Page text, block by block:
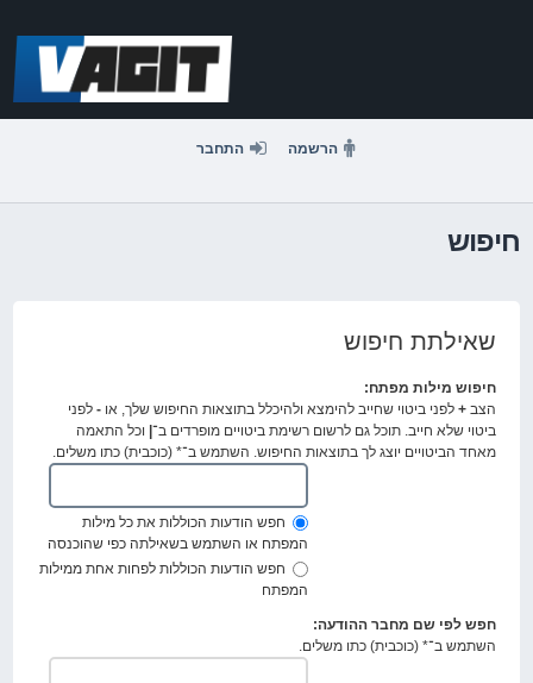
הרשמה התחבר
חיפוש
שאילתת חיפוש
חיפוש מילות מפתח:
הצב+ לפני ביטוי שחייב להימצא ולהיכלל בתוצאות החיפוש שלך, או- לפני
ביטוי שלא חייב. תוכל גם לרשום רשימת ביטויים מופרדים ב־| וכל התאמה
מאחד הביטויים יוצג לך בתוצאות החיפוש. השתמש ב־* (כוכבית) כתו משלים.
חפש הודעות הכוללות את כל מילות
המפתח או השתמש בשאילתה כפי שהוכנסה
חפש הודעות הכוללות לפחות אחת ממילות
המפתח
חפש לפי שם מחבר ההודעה:
השתמש ב־* (כוכבית) כתו משלים.